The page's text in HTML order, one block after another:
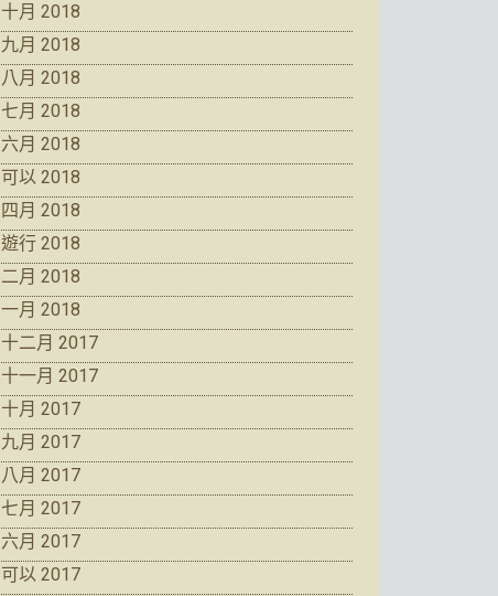
十月 2018
九月 2018
八月 2018
七月 2018
六月 2018
可以 2018
四月 2018
遊行 2018
二月 2018
一月 2018
十二月 2017
十一月 2017
十月 2017
九月 2017
八月 2017
七月 2017
六月 2017
可以 2017